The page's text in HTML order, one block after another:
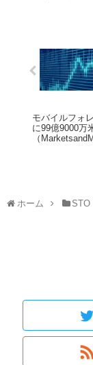
モバイルフォ
に99億9000万
（
ホーム STO